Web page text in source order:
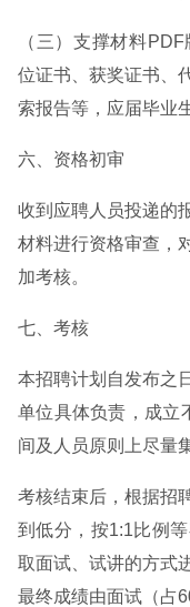
（三）支撑材料
位证书、获奖证书、
索报告等，应届毕业
六、资格初审
收到应聘人员投递的
材料进行资格审查，
加考核。
七、考核
本招聘计划自发布之
单位具体负责，成立
间及人员原则上尽量
考核结束后，根据招
到低分，按1:1比例
取面试、试讲的方式
最终成绩由面试（占